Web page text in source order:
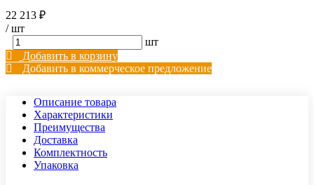
22 213 ₽
/шт
шт
Добавить в корзину
Добавить в коммерческое предложение
Описание товара
Характеристики
Преимущества
Доставка
Комплектность
Упаковка